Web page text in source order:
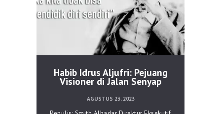
Habib Idrus Aljufri: Pejuang
Visioner di Jalan Senyap
AGUSTUS 23, 2023